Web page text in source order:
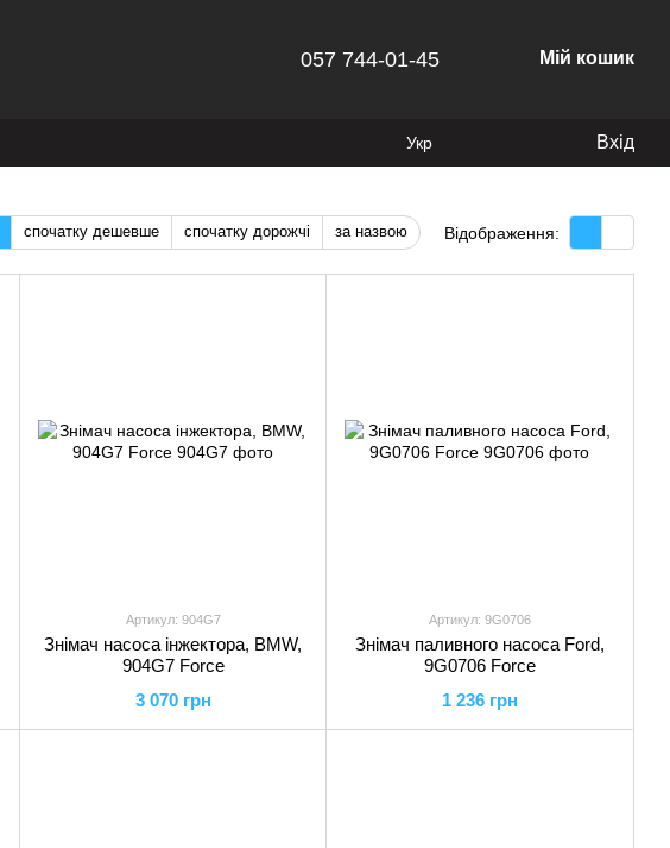
057 744-01-45 Мій кошик
Укр Вхід
спочатку дешевше спочатку дорожчі за назвою Відображення:
Артикул: 904G7
Знімач насоса інжектора, BMW,
904G7 Force
3 070 грн
Артикул: 9G0706
Знімач паливного насоса Ford,
9G0706 Force
1 236 грн